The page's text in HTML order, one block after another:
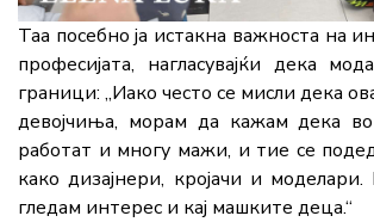
Таа посебноја истакна важноста на
професијата, нагласувајќи дека
граници: „Иако често се мисли дека
девојчиња, морам да кажамдека во
работат и многу мажи, и тие се
какодизајнери, кројачи и моделари.
гледам интерес и кај машките деца.“